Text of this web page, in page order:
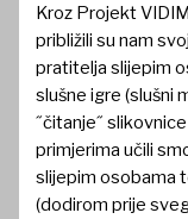
Kroz Projekt
približili su nam
pratitelja slijepim
slušne igre (slušni
˝čitanje˝
primjerima učili
slijepim osobama
(dodirom prije